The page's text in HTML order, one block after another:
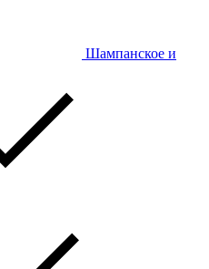
Шампанское и